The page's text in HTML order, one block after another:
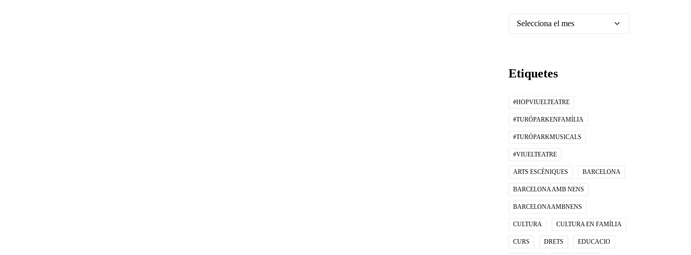
Arxius
Etiquetes
#HOPVIUELTEATRE
#TURÓPARKENFAMÍLIA
#TURÓPARKMUSICALS
#VIUELTEATRE
ARTS ESCÈNIQUES BARCELONA
BARCELONA AMB NENS
BARCELONAAMBNENS
CULTURA CULTURA EN FAMÍLIA
CURS DRETS EDUCACIO